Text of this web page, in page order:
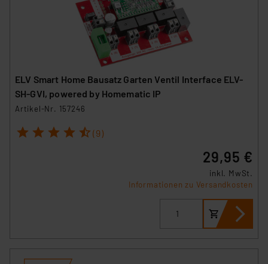
ELV Smart Home Bausatz Garten Ventil Interface ELV-
SH-GVI, powered by Homematic IP
Artikel-Nr. 157246
1 2 3 4 5 (9)
29,95 €
inkl. MwSt.
Informationen zu Versandkosten